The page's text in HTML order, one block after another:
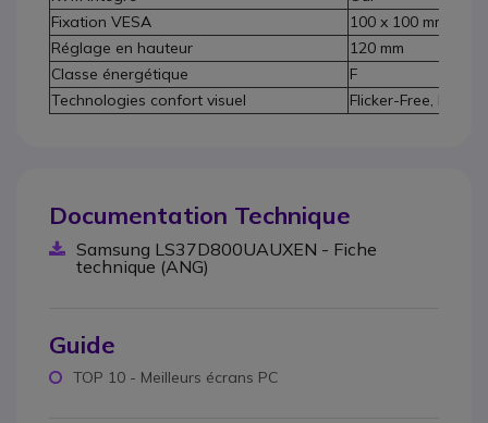
Fixation VESA
100 x 100 mm
Réglage en hauteur
120 mm
Classe énergétique
F
Technologies confort visuel
Flicker-Free, Eye
Documentation Technique
Samsung LS37D800UAUXEN - Fiche
technique (ANG)
Guide
TOP 10 - Meilleurs écrans PC